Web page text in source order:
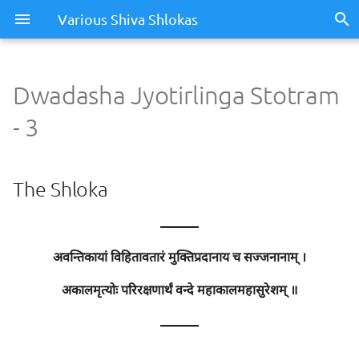
Various Shiva Shlokas
Dwadasha Jyotirlinga
Stotram - 3
Sentence - 1
Meaning
Dwadasha Jyotirlinga Stotram
- 3
The Shloka
———
अवन्तिकायां विहितावतारं मुक्तिप्रदानाय च सज्जनानाम् ।
अकालमृत्योः परिरक्षणार्थं वन्दे महाकालमहासुरेशम् ॥
———